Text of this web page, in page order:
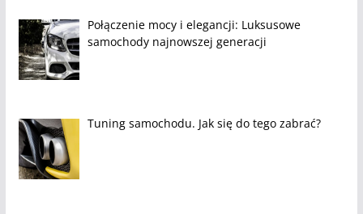
Połączenie mocy i elegancji: Luksusowe
samochody najnowszej generacji
Tuning samochodu. Jak się do tego zabrać?